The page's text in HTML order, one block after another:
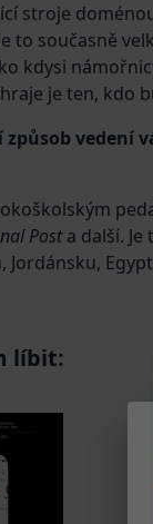
stroje
to současně
kdysi
je ten, kdo
vedení
Post a další.
líbit: